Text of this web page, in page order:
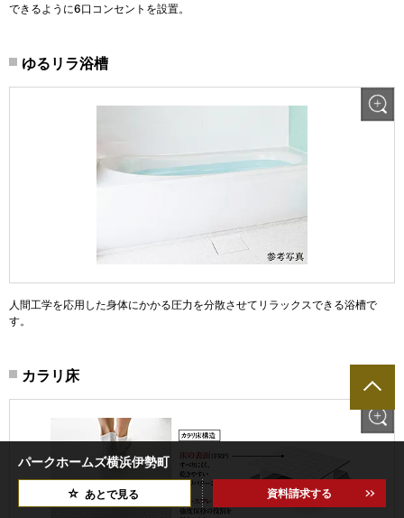
できるように6口コンセントを設置。
ゆるリラ浴槽
人間工学を応用した身体にかかる圧力を分散させてリラックスできる浴槽で
す。
カラリ床
パークホームズ横浜伊勢町
あとで見る 資料請求する